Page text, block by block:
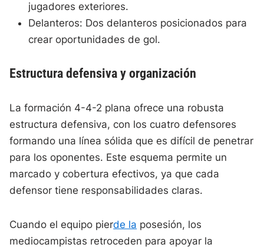
jugadores exteriores.
Delanteros: Dos delanteros posicionados para
crear oportunidades de gol.
Estructura defensiva y organización
La formación 4-4-2 plana ofrece una robusta
estructura defensiva, con los cuatro defensores
formando una línea sólida que es difícil de penetrar
para los oponentes. Este esquema permite un
marcado y cobertura efectivos, ya que cada
defensor tiene responsabilidades claras.
Cuando el equipo pierde la posesión, los
mediocampistas retroceden para apoyar la